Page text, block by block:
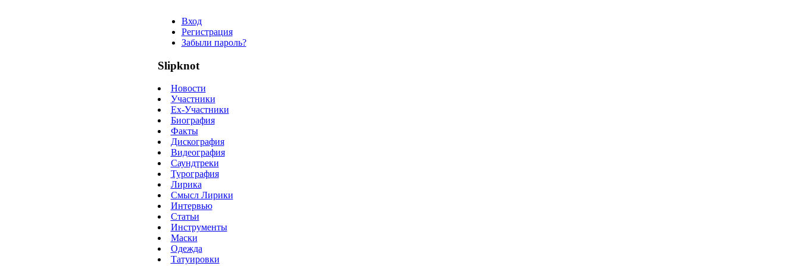
Вход
Регистрация
Забыли пароль?
Slipknot
Новости
Участники
Ex-Участники
Биография
Факты
Дискография
Видеография
Саундтреки
Турография
Лирика
Смысл Лирики
Интервью
Статьи
Инструменты
Маски
Одежда
Татуировки